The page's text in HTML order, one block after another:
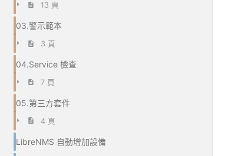
13 頁
03.警示範本
3 頁
04.Service 檢查
7 頁
05.第三方套件
4 頁
LibreNMS 自動增加設備